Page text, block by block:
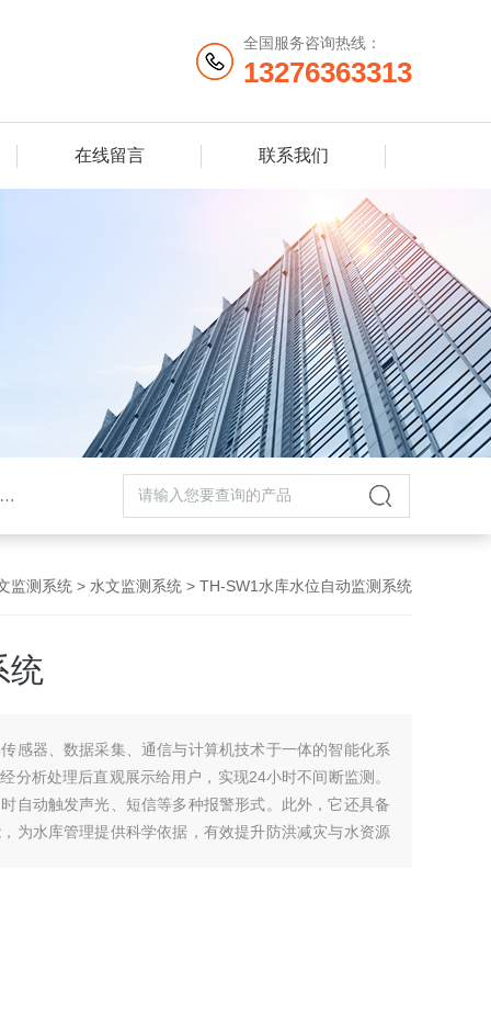
全国服务咨询热线：
13276363313
在线留言 联系我们
监测系统 > 水文监测系统 > TH-SW1水库水位自动监测系统
统
感器、数据采集、通信与计算机技术于一体的智能化系
分析处理后直观展示给用户，实现24小时不间断监测。
自动触发声光、短信等多种报警形式。此外，它还具备
为水库管理提供科学依据，有效提升防洪减灾与水资源